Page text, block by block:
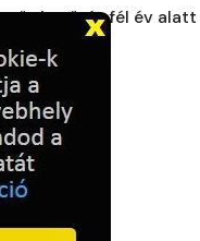
öt betörés fél év alatt